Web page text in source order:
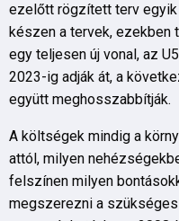
ezelőtt rögzített terv
készen a tervek,
egy teljesen új vonal, az
2023-ig adják át, a
együtt meghosszabbítják.
A költségek mindig a
attól, milyen
felszínen milyen
megszerezni a